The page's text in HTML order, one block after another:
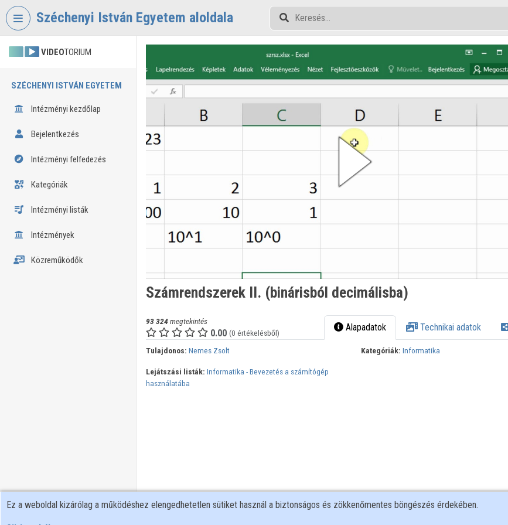
Fejléc kihagyása
Széchenyi István Egyetem aloldala
VIDEOTORIUM
SZÉCHENYI ISTVÁN EGYETEM
Intézményi kezdőlap
Bejelentkezés
Intézményi felfedezés
Kategóriák
Intézményi listák
Intézmények
Közreműködők
Számrendszerek II. (binárisból decimálisba)
93 324megtekintés
0.00 (0 értékelésből) Alapadatok Technikai adatok
Tulajdonos: Nemes Zsolt Kategóriák: Informatika
Lejátszási listák: Informatika - Bevezetés a számítógép
használatába
Ez a weboldal kizárólag a működéshez elengedhetetlen sütiket használ a biztonságos és zökkenőmentes böngészés érdekében.